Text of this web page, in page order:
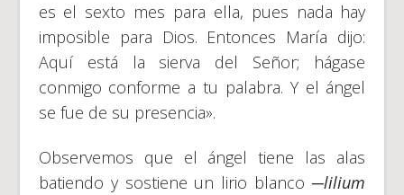
es el sexto mes para ella, pues nada hay
imposible para Dios. Entonces María dijo:
Aquí está la sierva del Señor; hágase
conmigo conforme a tu palabra. Y el ángel
se fue de su presencia».
Observemos que el ángel tiene las alas
batiendo y sostiene un lirio blanco─lilium